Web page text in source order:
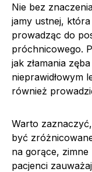
Nie bez
jamy ustnej,
prowadząc do
próchnicowego.
jak złamania
nieprawidłowym
również
Warto
być
na gorące, zimne
pacjenci